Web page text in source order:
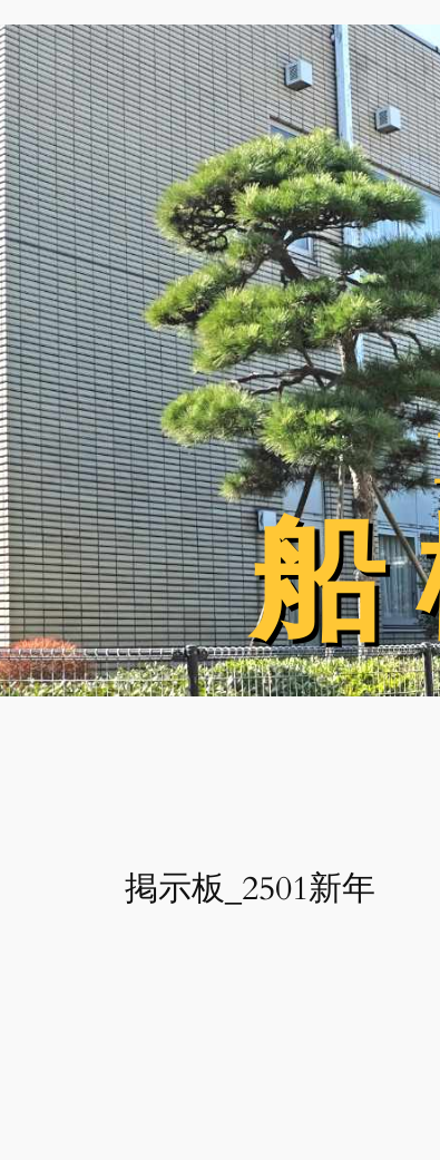
船
船
掲示板_2501新年